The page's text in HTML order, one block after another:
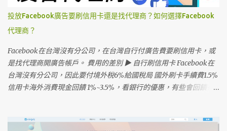
投放Facebook廣告要刷信用卡還是找代理商？如何選擇Facebook
代理商？
Facebook在台灣沒有分公司，在台灣自行付廣告費要刷信用卡，或
是找代理商開廣告帳戶。 費用的差別 ▶ 自行刷信用卡 Facebook在
台灣沒有分公司，因此要付境外稅6%給國稅局 國外刷卡手續費1.5%
信用卡海外消費現金回饋 1%~3.5%，看銀行的優惠，有些會回饋有
下載Invoice，自行到國稅局申報，如果不是Facebook直客無法抵扣